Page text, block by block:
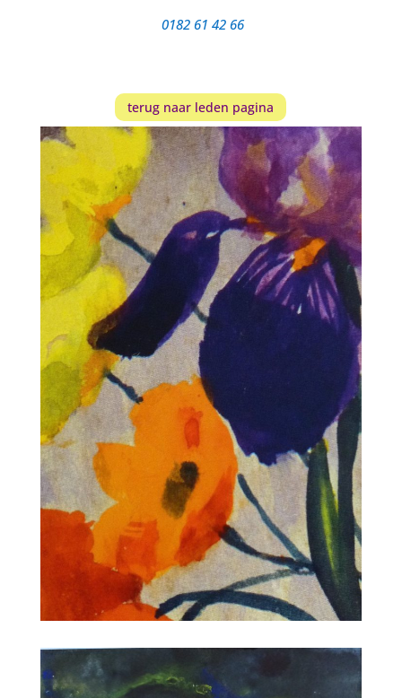
0182 61 42 66
terug naar leden pagina